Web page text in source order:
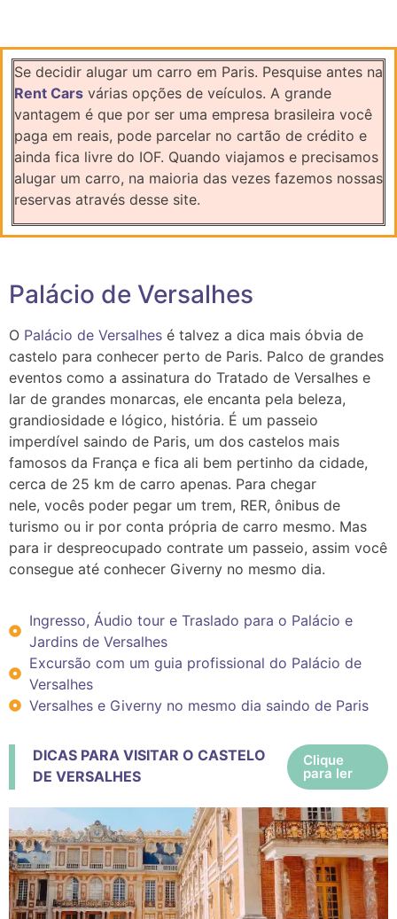
Se decidir alugar um carro em Paris. Pesquise antes na
Rent Cars várias opções de veículos. A grande
vantagem é que por ser uma empresa brasileira você
paga em reais, pode parcelar no cartão de crédito e
ainda fica livre do IOF. Quando viajamos e precisamos
alugar um carro, na maioria das vezes fazemos nossas
reservas através desse site.
Palácio de Versalhes
O Palácio de Versalhes é talvez a dica mais óbvia de
castelo para conhecer perto de Paris. Palco de grandes
eventos como a assinatura do Tratado de Versalhes e
lar de grandes monarcas, ele encanta pela beleza,
grandiosidade e lógico, história. É um passeio
imperdível saindo de Paris, um dos castelos mais
famosos da França e fica ali bem pertinho da cidade,
cerca de 25 km de carro apenas. Para chegar
nele, vocês poder pegar um trem, RER, ônibus de
turismo ou ir por conta própria de carro mesmo. Mas
para ir despreocupado contrate um passeio, assim você
consegue até conhecer Giverny no mesmo dia.
Ingresso, Áudio tour e Traslado para o Palácio e
Jardins de Versalhes
Excursão com um guia profissional do Palácio de
Versalhes
Versalhes e Giverny no mesmo dia saindo de Paris
DICAS PARA VISITAR O CASTELO
DE VERSALHES
Clique
para ler